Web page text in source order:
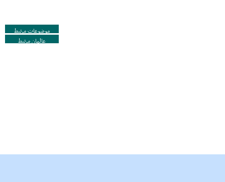
موضوعات مرتبط
عالمان مرتبط